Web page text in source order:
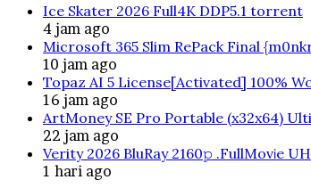
Ice Skater 2026 Full4K DDP5.1 torrent
4 jam ago
Microsoft 365 Slim RePack Final
10 jam ago
Topaz AI 5 License[Activated] 100%
16 jam ago
ArtMoney SE Pro Portable (x32x64)
22 jam ago
Verity 2026 BluRay 2160𝚙 .FullMov𝗂e
1 hari ago